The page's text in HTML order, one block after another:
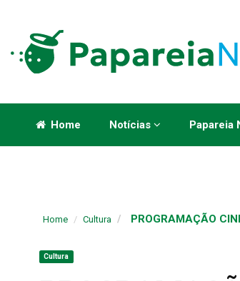
Home Notícias Papareia
Home Cultura PROGRAMAÇÃO
Cultura